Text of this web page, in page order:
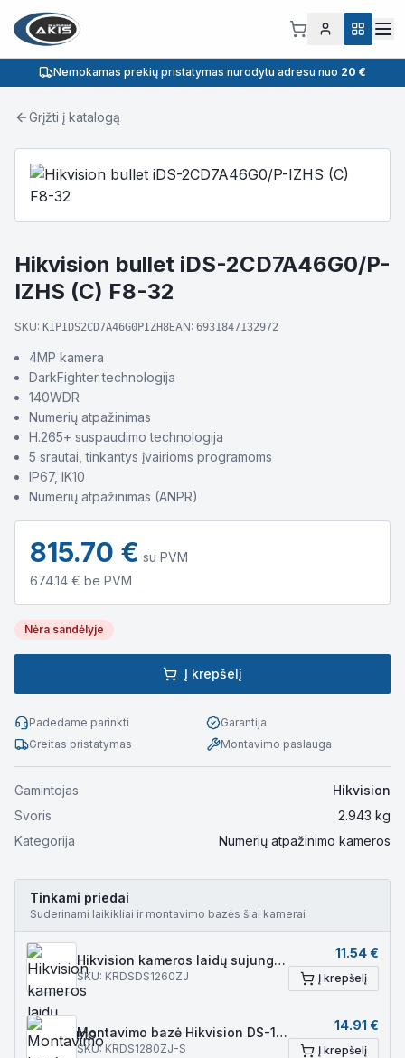
Nemokamas prekių pristatymas nurodytu adresu nuo 20 €
Grįžti į katalogą
Hikvision bullet iDS-2CD7A46G0/P-
IZHS (C) F8-32
SKU: KIPIDS2CD7A46G0PIZH8EAN: 6931847132972
4MP kamera
DarkFighter technologija
140WDR
Numerių atpažinimas
H.265+ suspaudimo technologija
5 srautai, tinkantys įvairioms programoms
IP67, IK10
Numerių atpažinimas (ANPR)
815.70 € su PVM
674.14 € be PVM
Nėra sandėlyje
Į krepšelį
Padedame parinkti
Garantija
Greitas pristatymas
Montavimo paslauga
Gamintojas
Hikvision
Svoris
2.943 kg
Kategorija
Numerių atpažinimo kameros
Tinkami priedai
Suderinami laikikliai ir montavimo bazės šiai kamerai
Hikvision kameros laidų sujungimo dėžutė DS-1260ZJ
SKU: KRDSDS1260ZJ
11.54€
Į krepšelį
Montavimo bazė Hikvision DS-1280ZJ-S
SKU: KRDS1280ZJ-S
14.91 €
Į krepšelį